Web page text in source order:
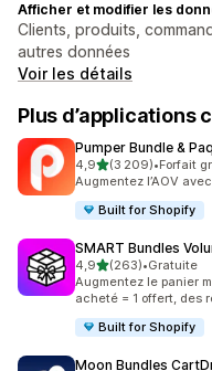
Afficher et modifier les
Clients, produits,
autres données
Voir les détails
Plus d’applications
Pumper Bundle &
4,9étoile(s) sur 5
(3 209)
3209 avis au total
•Forfait
Augmentez l’AOV
Built for Shopify
SMART Bundles
4,9étoile(s) sur 5
(263)
263 avis au total
•Gratuite
Augmentez le panier
acheté = 1 offert, des
Built for Shopify
Moon Bundles